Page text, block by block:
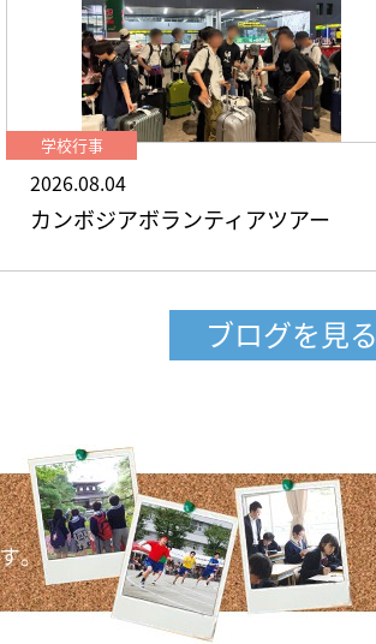
学校行事
2026.08.04
カンボジアボランティアツアー
ブログを見る